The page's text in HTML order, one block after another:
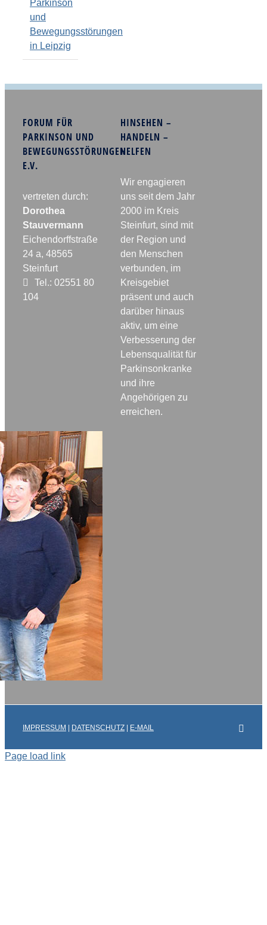
Parkinson
und
Bewegungsstörungen
in Leipzig
FORUM FÜR
PARKINSON UND
BEWEGUNGSSTÖRUNGEN
E.V.
vertreten durch:
Dorothea
Stauvermann
Eichendorffstraße
24 a, 48565
Steinfurt
Tel.: 02551 80
104
HINSEHEN –
HANDELN –
HELFEN
Wir engagieren
uns seit dem Jahr
2000 im Kreis
Steinfurt, sind mit
der Region und
den Menschen
verbunden, im
Kreisgebiet
präsent und auch
darüber hinaus
aktiv, um eine
Verbesserung der
Lebensqualität für
Parkinsonkranke
und ihre
Angehörigen zu
erreichen.
IMPRESSUM DATENSCHUTZ E-MAIL
Page load link